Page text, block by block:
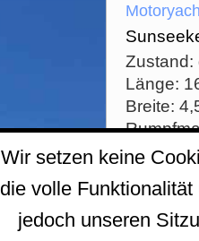
Zustand:
Länge:
Breite:
Motor:
Wir setzen keine
die volle
jedoch unseren